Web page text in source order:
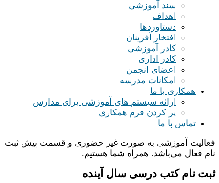
سند آموزشی
اهداف
دستاوردها
افتخار آفرینان
کادر آموزشی
کادر اداری
اعضای انجمن
امکانات مدرسه
همکاری با ما
ارائه سیستم های آموزشی برای مدارس
پر کردن فرم همکاری
تماس با ما
فعالیت آموزشی به صورت غیر حضوری و قسمت پیش ثبت
نام فعال می‌باشد. همراه شما هستیم.
ثبت نام کتب درسی سال آینده